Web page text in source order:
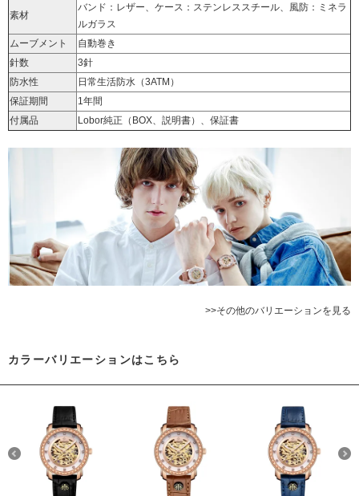
素材
バンド：レザー、ケース：ステンレススチール、風防：ミネラ
ルガラス
ムーブメント
自動巻き
針数
3針
防水性
日常生活防水（3ATM）
保証期間
1年間
付属品
Lobor純正（BOX、説明書）、保証書
>>その他のバリエーションを見る
カラーバリエーションはこちら